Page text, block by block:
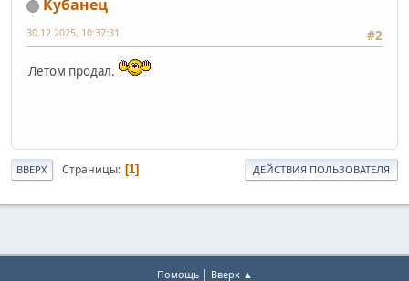
Кубанец
#2
30.12.2025, 10:37:31
Летом продал.
ВВЕРХ Страницы 1 ДЕЙСТВИЯ ПОЛЬЗОВАТЕЛЯ
Помощь| Вверх ▲